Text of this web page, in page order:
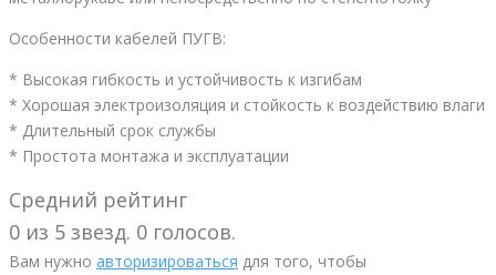
Особенности кабелей ПУГВ:
* Высокая гибкость и устойчивость к изгибам
* Хорошая электроизоляция и стойкость к воздействию влаги
* Длительный срок службы
* Простота монтажа и эксплуатации
Средний рейтинг
0 из 5 звезд. 0 голосов.
Вам нужно авторизироваться для того, чтобы